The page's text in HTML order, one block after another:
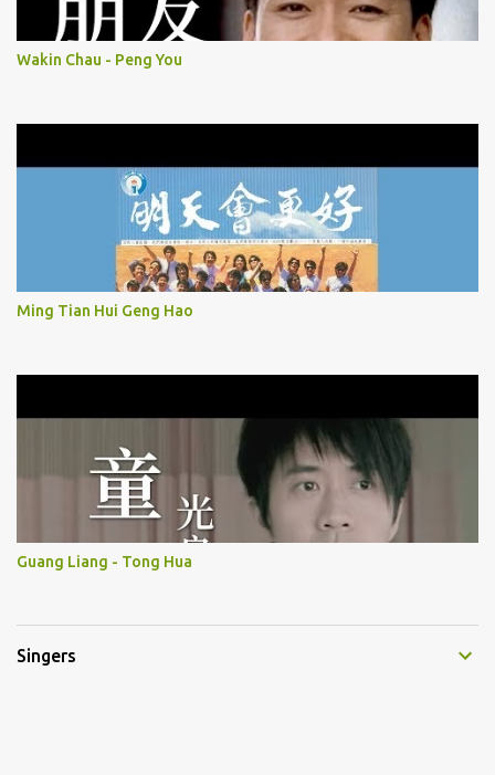
Wakin Chau - Peng You
Ming Tian Hui Geng Hao
Guang Liang - Tong Hua
Singers